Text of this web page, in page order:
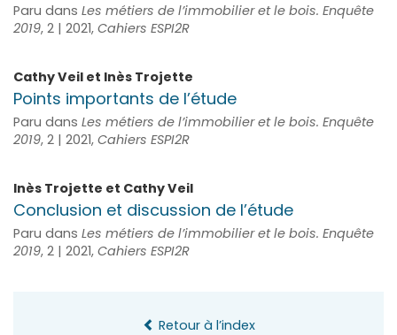
Paru dans Les métiers de l’immobilier et le bois. Enquête
2019, 2 | 2021, Cahiers ESPI2R
CathyVeil et Inès Trojette
Points importants de l’étude
Paru dans Les métiers de l’immobilier et le bois. Enquête
2019, 2 | 2021, Cahiers ESPI2R
Inès Trojette et CathyVeil
Conclusion et discussion de l’étude
Paru dans Les métiers de l’immobilier et le bois. Enquête
2019, 2 | 2021, Cahiers ESPI2R
Retour à l’index